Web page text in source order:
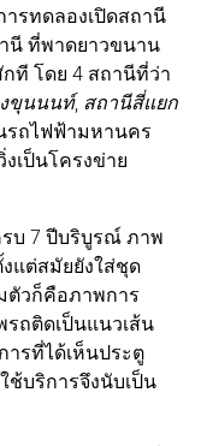
ารทดลองเปิดสถานี
นี ที่พาดยาวขนาน
ที โดย 4 สถานีที่ว่า
ขุนนนท์, สถานีสี่แยก
รถไฟฟ้ามหานคร
งเป็นโครงข่าย
รบ 7 ปีบริบูรณ์ ภาพ
แต่สมัยยังใส่ชุด
ตัวก็คือภาพการ
ถติดเป็นแนวเส้น
รที่ได้เห็นประตู
ช้บริการจึงนับเป็น